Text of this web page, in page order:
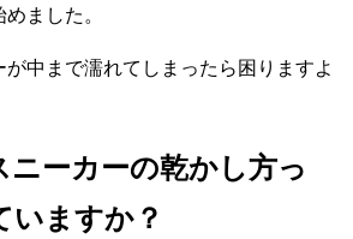
ました。
中まで濡れてしまったら困りますよ
ニーカーの乾かし方っ
いますか？